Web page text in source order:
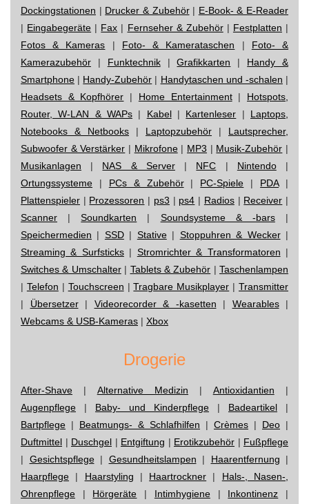
Dockingstationen | Drucker & Zubehör| E-Book- & E-Reader
| Eingabegeräte | Fax | Fernseher & Zubehör| Festplatten |
Fotos & Kameras | Foto- & Kamerataschen | Foto- &
Kamerazubehör | Funktechnik|Grafikkarten | Handy &
Smartphone | Handy-Zubehör | Handytaschen und -schalen |
Headsets & Kopfhörer | Home Entertainment| Hotspots,
Router, W-LAN & WAPs | Kabel| Kartenleser | Laptops,
Notebooks & Netbooks | Laptopzubehör | Lautsprecher,
Subwoofer & Verstärker | Mikrofone| MP3 | Musik-Zubehör |
Musikanlagen | NAS & Server| NFC | Nintendo|
Ortungssysteme | PCs & Zubehör| PC-Spiele | PDA|
Plattenspieler | Prozessoren | ps3 | ps4 | Radios| Receiver |
Scanner |Soundkarten | Soundsysteme & -bars|
Speichermedien | SSD| Stative| Stoppuhren & Wecker|
Streaming & Surfsticks| Stromrichter & Transformatoren |
Switches & Umschalter| Tablets & Zubehör | Taschenlampen
| Telefon | Touchscreen |Tragbare Musikplayer | Transmitter
| Übersetzer| Videorecorder & -kasetten | Wearables|
Webcams & USB-Kameras | Xbox
Drogerie
After-Shave | Alternative Medizin | Antioxidantien |
Augenpflege | Baby- und Kinderpflege | Badeartikel |
Bartpflege | Beatmungs- & Schlafhilfen | Crèmes | Deo |
Duftmittel | Duschgel | Entgiftung | Erotikzubehör | Fußpflege
| Gesichtspflege| Gesundheitslampen | Haarentfernung |
Haarpflege | Haarstyling | Haartrockner | Hals-, Nasen-,
Ohrenpflege | Hörgeräte | Intimhygiene| Inkontinenz |